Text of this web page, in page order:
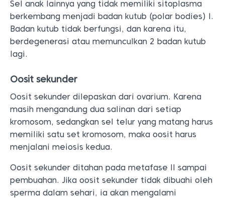
Sel anak lainnya yang tidak memiliki sitoplasma
berkembang menjadi badan kutub (polar bodies) I.
Badan kutub tidak berfungsi, dan karena itu,
berdegenerasi atau memunculkan 2 badan kutub
lagi.
Oosit sekunder
Oosit sekunder dilepaskan dari ovarium. Karena
masih mengandung dua salinan dari setiap
kromosom, sedangkan sel telur yang matang harus
memiliki satu set kromosom, maka oosit harus
menjalani meiosis kedua.
Oosit sekunder ditahan pada metafase II sampai
pembuahan. Jika oosit sekunder tidak dibuahi oleh
sperma dalam sehari, ia akan mengalami